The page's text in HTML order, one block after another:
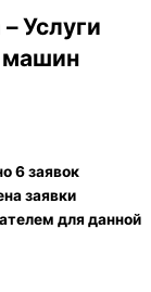
Услуги
машин
6 заявок
заявки
для данной